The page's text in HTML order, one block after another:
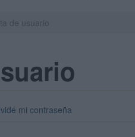
mi contraseña